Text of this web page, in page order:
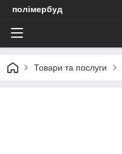
полімербуд
Товари та послуги